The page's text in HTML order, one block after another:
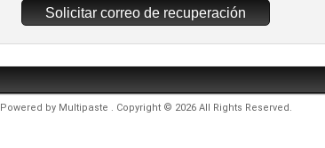
Solicitar correo de recuperación
Powered by Multipaste . Copyright © 2026 All Rights Reserved.